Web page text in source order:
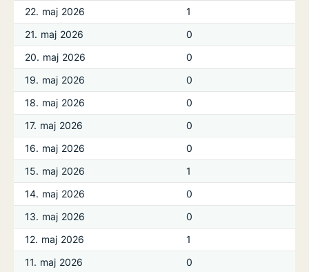
22. maj 2026
1
21. maj 2026
0
20. maj 2026
0
19. maj 2026
0
18. maj 2026
0
17. maj 2026
0
16. maj 2026
0
15. maj 2026
1
14. maj 2026
0
13. maj 2026
0
12. maj 2026
1
11. maj 2026
0